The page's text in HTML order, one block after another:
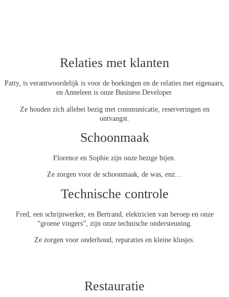
Relaties met klanten
Patty, is verantwoordelijk is voor de boekingen en de relaties met eigenaars,
en Anneleen is onze Business Developer.
Ze houden zich allebei bezig met communicatie, reserveringen en
ontvangst.
Schoonmaak
Florence en Sophie zijn onze bezige bijen.
Ze zorgen voor de schoonmaak, de was, enz…
Technische controle
Fred, een schrijnwerker, en Bertrand, elektricien van beroep en onze
“groene vingers”, zijn onze technische ondersteuning.
Ze zorgen voor onderhoud, reparaties en kleine klusjes.
Restauratie